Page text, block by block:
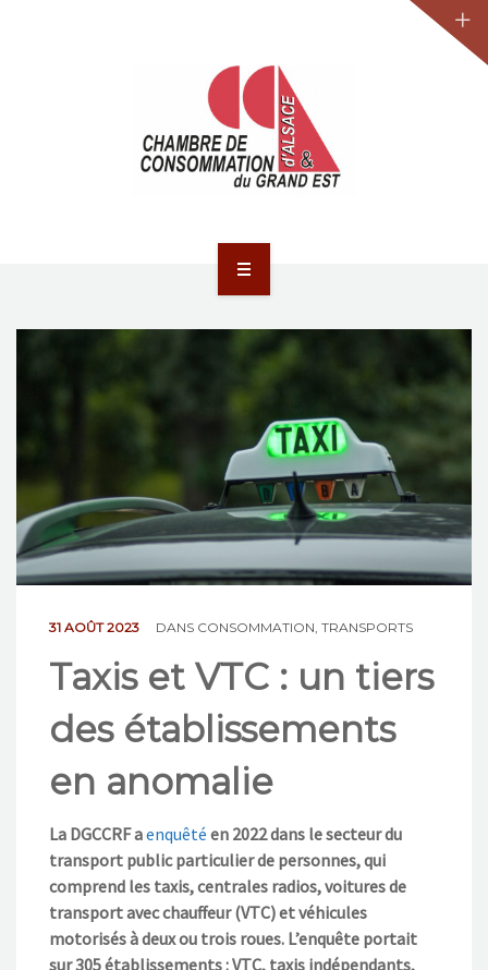
ACTUALITÉS
JURIDIQUE
NOS ACTIONS
CONTACT
31 AOÛT 2023 DANS CONSOMMATION TRANSPORTS
Taxis et VTC : un tiers
des établissements
en anomalie
La DGCCRF aenquêté en 2022 dans le secteur du
transport public particulier de personnes, qui
comprend les taxis, centrales radios, voitures de
transport avec chauffeur (VTC) et véhicules
motorisés à deux ou trois roues. L’enquête portait
sur 305 établissements : VTC, taxis indépendants,